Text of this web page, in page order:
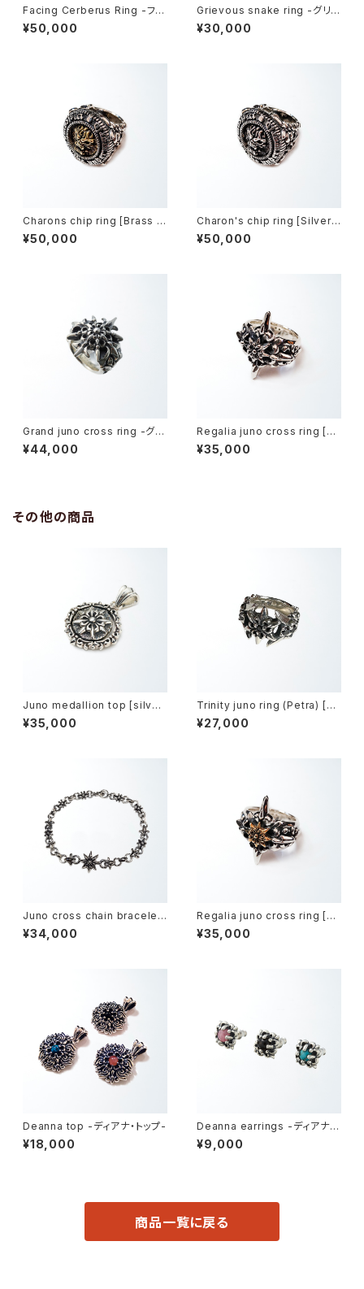
Facing Cerberus Ring -フェ
イシングケルベロス・リング-
¥50,000
Grievous snake ring -グリ
ーヴァスネーク・リング-
¥30,000
Charons chip ring [Brass m
odel] -カロンズチップ・リング-
¥50,000
Charon's chip ring [Silver
model] -カロンズチップ・リン
グ-
¥50,000
Grand juno cross ring -グラ
ンドジュノークロスリング-
¥44,000
Regalia juno cross ring [Sil
ver model] -レガリアジュノー
クロス・リング-
¥35,000
その他の商品
Juno medallion top [silver
model] -ジュノーメダリオン・ト
ップ-
¥35,000
Trinity juno ring (Petra) [Bl
ack zirconia] -トリニティジュ
ノー・リング-
¥27,000
Juno cross chain bracelet
(M) -ジュノークロス・チェーン
ブレスレット-
¥34,000
Regalia juno cross ring [Br
ass model] -レガリアジュノー
クロス・リング-
¥35,000
Deanna top -ディアナ・トップ-
¥18,000
Deanna earrings -ディアナ・
ピアス-
¥9,000
商品一覧に戻る